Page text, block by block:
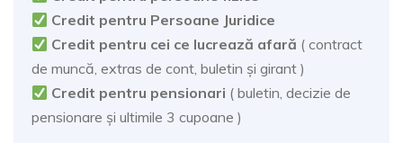
Credit pentru Persoane Juridice
Credit pentru cei ce lucrează afară ( contract
de muncă, extras de cont, buletin și girant )
Credit pentru pensionari ( buletin, decizie de
pensionare și ultimile 3 cupoane )